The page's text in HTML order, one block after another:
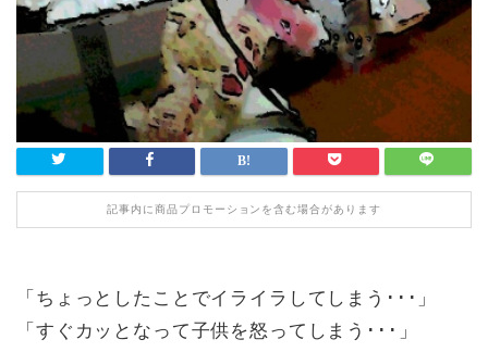
記事内に商品プロモーションを含む場合があります
「ちょっとしたことでイライラしてしまう･･･」
「すぐカッとなって子供を怒ってしまう･･･」